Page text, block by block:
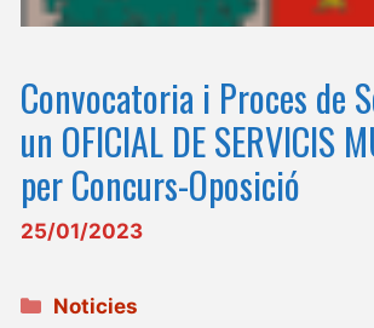
Convocatoria i Proces de
un OFICIAL DE SERVICIS
per Concurs-Oposició
25/01/2023
Categories
Noticies